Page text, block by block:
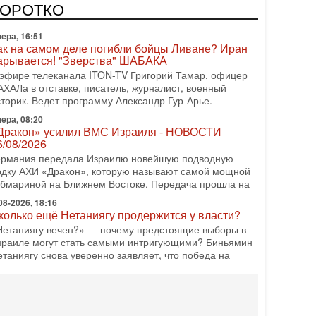
АХИ «Дракон» (Drakon), которая уже стала самой
субмариной в истории ЦАХАЛ. Но почему её
16:51
на самом деле погибли бойцы Ливане? Иран
"Зверства" ШАБАКА
телеканала ITON-TV Григорий Тамар, офицер
в отставке, писатель, журналист, военный
Ведет программу Александр Гур-Арье.
08:20
усилил ВМС Израиля - НОВОСТИ
08/2026
передала Израилю новейшую подводную
АХИ «Дракон», которую называют самой мощной
на Ближнем Востоке. Передача прошла на
2026, 18:16
ещё Нетаниягу продержится у власти?
вечен?» — почему предстоящие выборы в
могут стать самыми интригующими? Биньямин
снова уверенно заявляет, что победа на